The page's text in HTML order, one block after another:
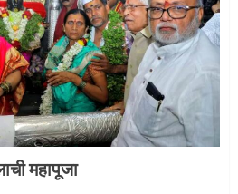
पालखी खंडेरायाच्या जेजुरीत
महापूजा